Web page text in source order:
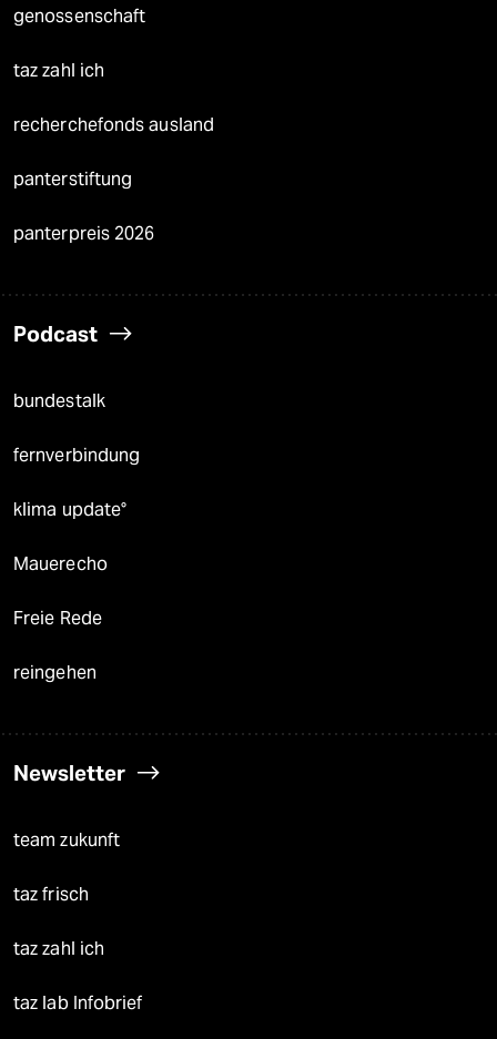
genossenschaft
taz zahl ich
recherchefonds ausland
panterstiftung
panterpreis 2026
Podcast
bundestalk
fernverbindung
klima update°
Mauerecho
Freie Rede
reingehen
Newsletter
team zukunft
taz frisch
taz zahl ich
taz lab Infobrief